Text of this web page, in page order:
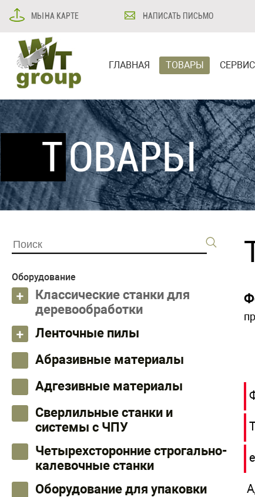
МЫ НА КАРТЕ НАПИСАТЬ ПИСЬМО
ГЛАВНАЯ ТОВАРЫ СЕРВИС
ТОВАРЫ
Оборудование
Классические станки для
деревообработки
Ленточные пилы
Абразивные материалы
Адгезивные материалы
Сверлильные станки и
системы с ЧПУ
Четырехсторонние строгально-
калевочные станки
Оборудование для упаковки